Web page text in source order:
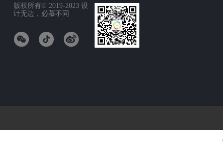
版权所有© 2019-2023 设
计无边，必慕不同